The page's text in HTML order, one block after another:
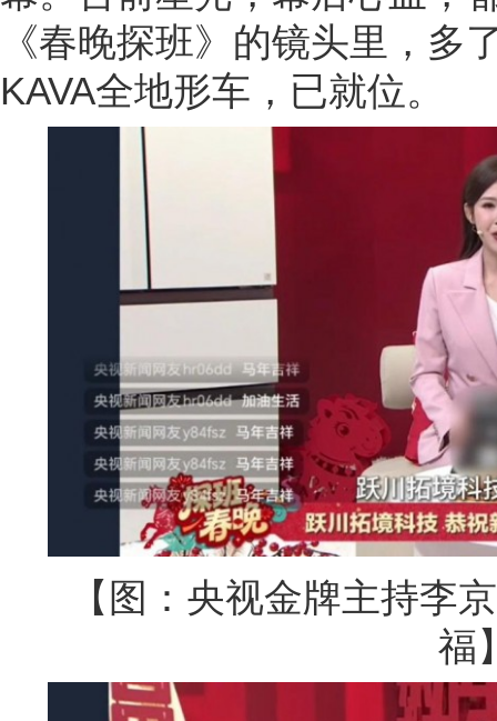
KAVA全地形车，已就位。
【图：央视金牌主持李
福